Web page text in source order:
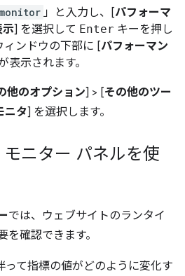
」と入力し、[パフォーマ
示] を選択して Enter キーを押し
ィンドウの下部に [パフォーマン
表示されます。
他のオプション] > [その他のツー
ニタ] を選択します。
ニター パネルを使
では、ウェブサイトのランタイ
確認できます。
って指標の値がどのように変化す